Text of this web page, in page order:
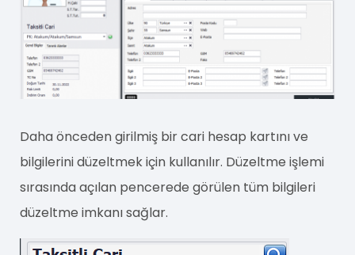
Daha önceden girilmiş bir cari hesap kartını ve
bilgilerini düzeltmek için kullanılır. Düzeltme işlemi
sırasında açılan pencerede görülen tüm bilgileri
düzeltme imkanı sağlar.